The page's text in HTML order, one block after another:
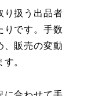
り扱う出品者
りです。手数
、販売の変動
。